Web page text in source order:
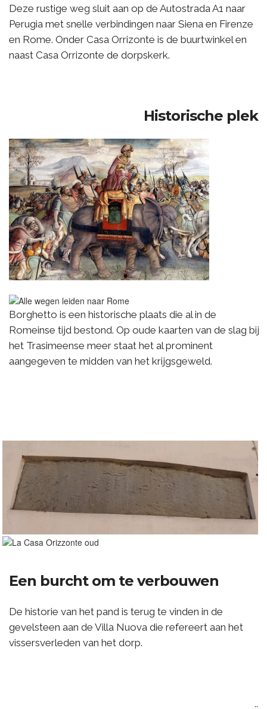
Deze rustige weg sluit aan op de Autostrada A1 naar
Perugia met snelle verbindingen naar Siena en Firenze
en Rome. Onder Casa Orrizonte is de buurtwinkel en
naast Casa Orrizonte de dorpskerk.
Historische plek
Borghetto is een historische plaats die al in de
Romeinse tijd bestond. Op oude kaarten van de slag bij
het Trasimeense meer staat het al prominent
aangegeven te midden van het krijgsgeweld.
Een burcht om te verbouwen
De historie van het pand is terug te vinden in de
gevelsteen aan de Villa Nuova die refereert aan het
vissersverleden van het dorp.
..